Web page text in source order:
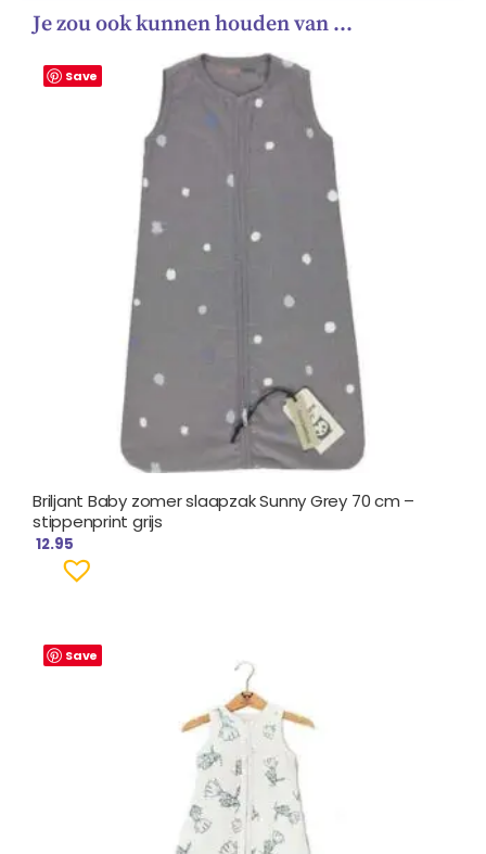
Je zou ook kunnen houden van …
Save
Briljant Baby zomer slaapzak Sunny Grey 70 cm –
stippenprint grijs
12.95
Save